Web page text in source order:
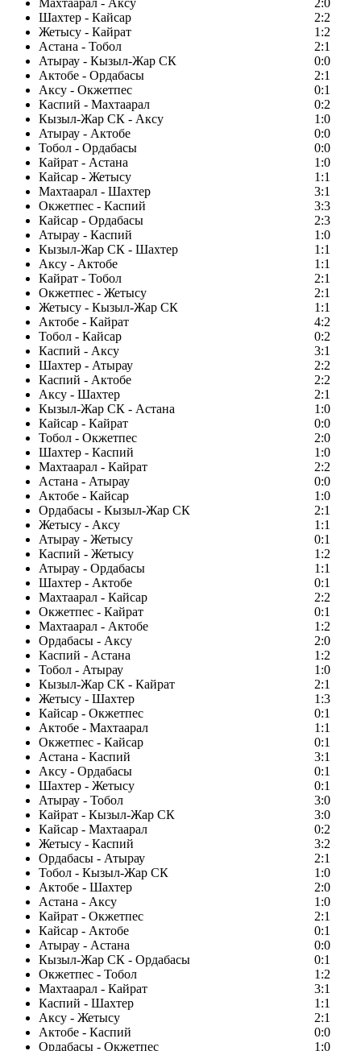
Махтаарал - Аксу
2:0
Шахтер - Кайсар
2:2
Жетысу - Кайрат
1:2
Астана - Тобол
2:1
Атырау - Кызыл-Жар СК
0:0
Актобе - Ордабасы
2:1
Аксу - Окжетпес
0:1
Каспий - Махтаарал
0:2
Кызыл-Жар СК - Аксу
1:0
Атырау - Актобе
0:0
Тобол - Ордабасы
0:0
Кайрат - Астана
1:0
Кайсар - Жетысу
1:1
Махтаарал - Шахтер
3:1
Окжетпес - Каспий
3:3
Кайсар - Ордабасы
2:3
Атырау - Каспий
1:0
Кызыл-Жар СК - Шахтер
1:1
Аксу - Актобе
1:1
Кайрат - Тобол
2:1
Окжетпес - Жетысу
2:1
Жетысу - Кызыл-Жар СК
1:1
Актобе - Кайрат
4:2
Тобол - Кайсар
0:2
Каспий - Аксу
3:1
Шахтер - Атырау
2:2
Каспий - Актобе
2:2
Аксу - Шахтер
2:1
Кызыл-Жар СК - Астана
1:0
Кайсар - Кайрат
0:0
Тобол - Окжетпес
2:0
Шахтер - Каспий
1:0
Махтаарал - Кайрат
2:2
Астана - Атырау
0:0
Актобе - Кайсар
1:0
Ордабасы - Кызыл-Жар СК
2:1
Жетысу - Аксу
1:1
Атырау - Жетысу
0:1
Каспий - Жетысу
1:2
Атырау - Ордабасы
1:1
Шахтер - Актобе
0:1
Махтаарал - Кайсар
2:2
Окжетпес - Кайрат
0:1
Махтаарал - Актобе
1:2
Ордабасы - Аксу
2:0
Каспий - Астана
1:2
Тобол - Атырау
1:0
Кызыл-Жар СК - Кайрат
2:1
Жетысу - Шахтер
1:3
Кайсар - Окжетпес
0:1
Актобе - Махтаарал
1:1
Окжетпес - Кайсар
0:1
Астана - Каспий
3:1
Аксу - Ордабасы
0:1
Шахтер - Жетысу
0:1
Атырау - Тобол
3:0
Кайрат - Кызыл-Жар СК
3:0
Кайсар - Махтаарал
0:2
Жетысу - Каспий
3:2
Ордабасы - Атырау
2:1
Тобол - Кызыл-Жар СК
1:0
Актобе - Шахтер
2:0
Астана - Аксу
1:0
Кайрат - Окжетпес
2:1
Кайсар - Актобе
0:1
Атырау - Астана
0:0
Кызыл-Жар СК - Ордабасы
0:1
Окжетпес - Тобол
1:2
Махтаарал - Кайрат
3:1
Каспий - Шахтер
1:1
Аксу - Жетысу
2:1
Актобе - Каспий
0:0
Ордабасы - Окжетпес
1:0